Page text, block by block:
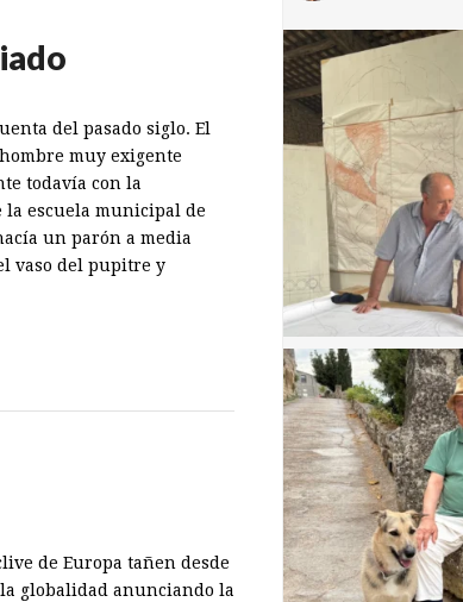
del pasado siglo. El
muy exigente
todavía con la
la escuela municipal de
un parón a media
vaso del pupitre y
de Europa tañen desde
globalidad anunciando la